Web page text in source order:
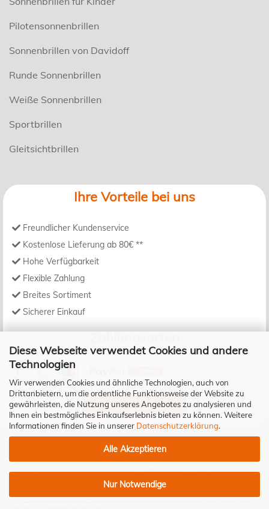
Diese Webseite verwendet Cookies und andere
Technologien
Wir verwenden Cookies und ähnliche Technologien, auch von
Drittanbietern, um die ordentliche Funktionsweise der Website zu
gewährleisten, die Nutzung unseres Angebotes zu analysieren und
Ihnen ein bestmögliches Einkaufserlebnis bieten zu können. Weitere
Informationen finden Sie in unserer Datenschutzerklärung.
Alle Akzeptieren
Nur Notwendige
Pilotensonnenbrillen
Sonnenbrillen von Davidoff
Runde Sonnenbrillen
Weiße Sonnenbrillen
Sportbrillen
Gleitsichtbrillen
Ihre Vorteile bei uns
Freundlicher Kundenservice
Kostenlose Lieferung ab 80€ **
Hohe Verfügbarkeit
Flexible Zahlung
Breites Sortiment
Sicherer Einkauf
Bestellung widerrufen
* Preise verstehen sich inkl. 19% MwSt. zzgl.Versand